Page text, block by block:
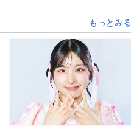
もっとみる